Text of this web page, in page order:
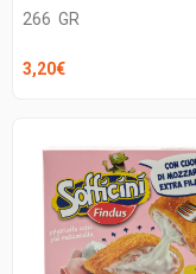
266 GR
3,20€